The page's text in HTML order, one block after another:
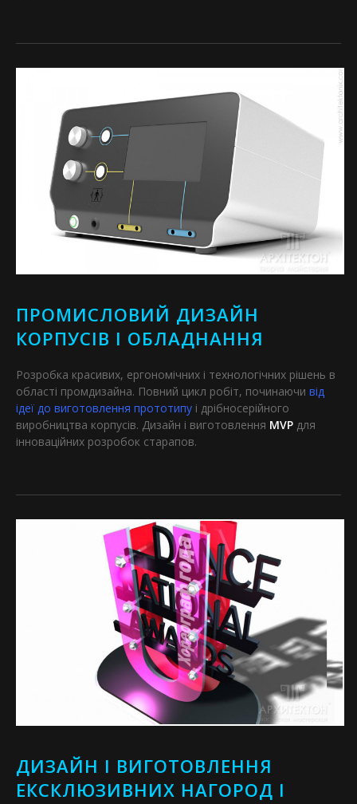
ПРОМИСЛОВИЙ ДИЗАЙН
КОРПУСІВ І ОБЛАДНАННЯ
Розробка красивих, ергономічних і технологічних рішень в
області промдизайна. Повний цикл робіт, починаючи від
ідеї до виготовлення прототипу і дрібносерійного
виробництва корпусів. Дизайн і виготовлення MVP для
інноваційних розробок старапов.
ДИЗАЙН І ВИГОТОВЛЕННЯ
ЕКСКЛЮЗИВНИХ НАГОРОД І